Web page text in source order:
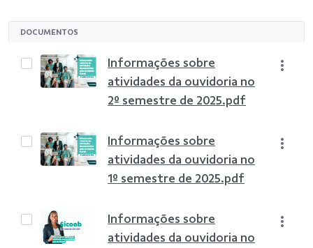
DOCUMENTOS
Informações sobre
atividades da ouvidoria no
2º semestre de 2025.pdf
Informações sobre
atividades da ouvidoria no
1º semestre de 2025.pdf
Informações sobre
atividades da ouvidoria no